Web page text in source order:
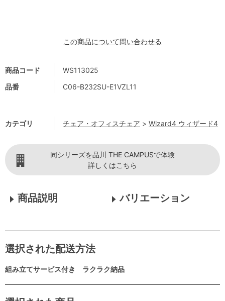
商品コード
WS113025
品番
C06-B232SU-E1VZL11
カテゴリ チェア・オフィスチェア > Wizard4 ウィザード4
この商品について問い合わせる
同シリーズを品川 THE CAMPUSで体験
詳しくはこちら
商品説明 バリエーション
選択された配送方法
組み立てサービス付き ラクラク納品